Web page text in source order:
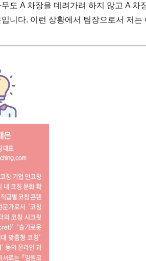
도 A 차장을 데려가려 하지 않고 A 차
니다. 이런 상황에서 팀장으로서 저